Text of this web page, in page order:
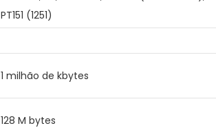
PT151 (1251)
1 milhão de kbytes
128 M bytes